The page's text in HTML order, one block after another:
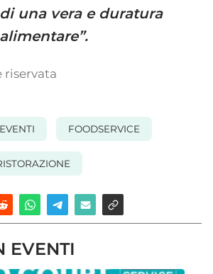
una vera e duratura
EVENTI FOODSERVICE
EVENTI